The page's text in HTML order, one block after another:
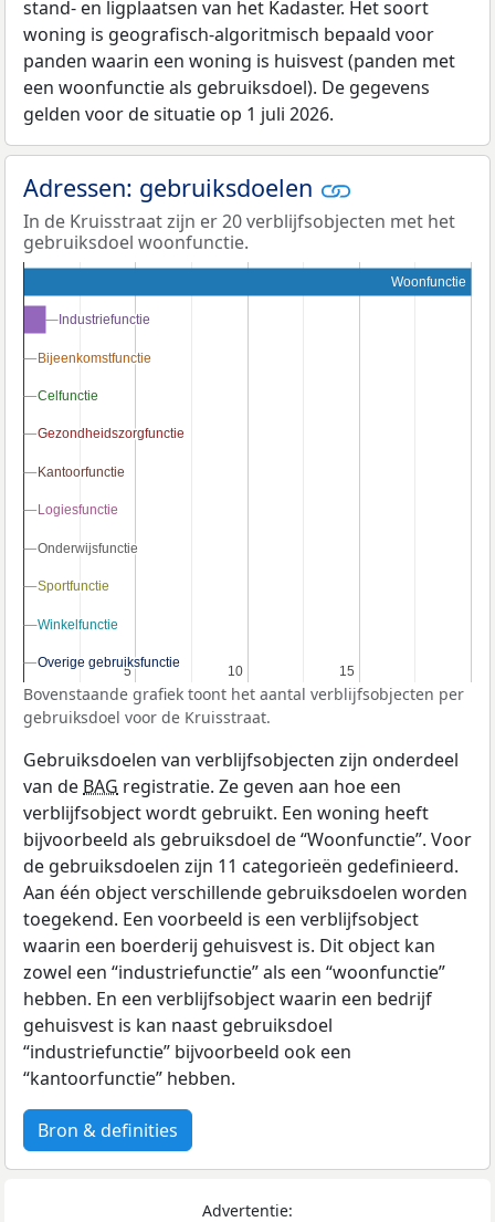
stand- en ligplaatsen van het Kadaster. Het soort
woning is geografisch-algoritmisch bepaald voor
panden waarin een woning is huisvest (panden met
een woonfunctie als gebruiksdoel). De gegevens
gelden voor de situatie op 1 juli 2026.
Adressen: gebruiksdoelen
In de Kruisstraat zijn er 20 verblijfsobjecten met het
gebruiksdoel woonfunctie.
5
5 10
10 15
15
Woonfunctie
Industriefunctie
Industriefunctie
Bijeenkomstfunctie
Bijeenkomstfunctie
Celfunctie
Celfunctie
Gezondheidszorgfunctie
Gezondheidszorgfunctie
Kantoorfunctie
Kantoorfunctie
Logiesfunctie
Logiesfunctie
Onderwijsfunctie
Onderwijsfunctie
Sportfunctie
Sportfunctie
Winkelfunctie
Winkelfunctie
Overige gebruiksfunctie
Overige gebruiksfunctie
Bovenstaande grafiek toont het aantal verblijfsobjecten per
gebruiksdoel voor de Kruisstraat.
Gebruiksdoelen van verblijfsobjecten zijn onderdeel
van de BAG registratie. Ze geven aan hoe een
verblijfsobject wordt gebruikt. Een woning heeft
bijvoorbeeld als gebruiksdoel de “Woonfunctie”. Voor
de gebruiksdoelen zijn 11 categorieën gedefinieerd.
Aan één object verschillende gebruiksdoelen worden
toegekend. Een voorbeeld is een verblijfsobject
waarin een boerderij gehuisvest is. Dit object kan
zowel een “industriefunctie” als een “woonfunctie”
hebben. En een verblijfsobject waarin een bedrijf
gehuisvest is kan naast gebruiksdoel
“industriefunctie” bijvoorbeeld ook een
“kantoorfunctie” hebben.
Bron & definities
Advertentie: